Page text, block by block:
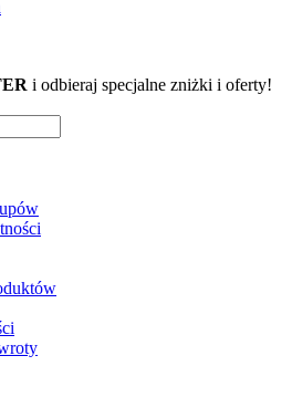
i odbieraj specjalne zniżki i oferty!